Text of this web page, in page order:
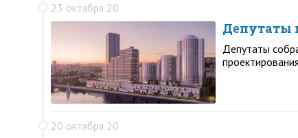
23 октября 20
Депутаты
Депутаты
проектирования
20 октября 20